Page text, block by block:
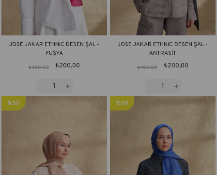
JOSE JAKAR ETHNIC DESEN ŞAL -
FUŞYA
₺200,00
₺400,00
JOSE JAKAR ETHNIC DESEN ŞAL -
ANTRASİT
₺200,00
₺400,00
%50
%50